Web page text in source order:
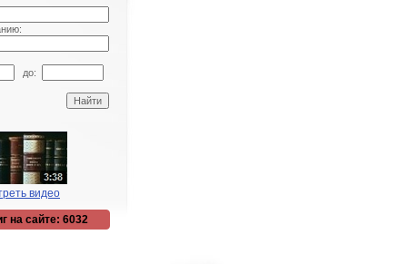
до:
видео
на сайте: 6032